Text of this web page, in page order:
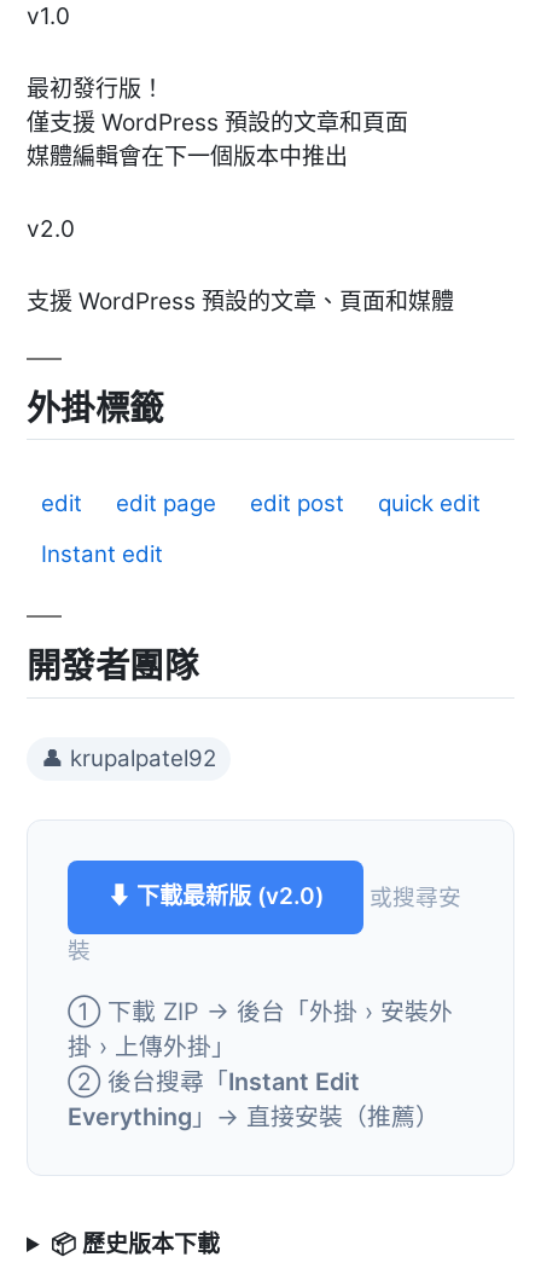
v1.0
最初發行版！
僅支援 WordPress 預設的文章和頁面
媒體編輯會在下一個版本中推出
v2.0
支援 WordPress 預設的文章、頁面和媒體
外掛標籤
edit edit page edit post
quick edit
Instant edit
開發者團隊
👤 krupalpatel92
⬇ 下載最新版 (v2.0)
或搜尋安
裝
① 下載 ZIP → 後台「外掛 › 安裝外
掛 › 上傳外掛」
② 後台搜尋「Instant Edit
Everything 」→ 直接安裝（推薦）
📦 歷史版本下載